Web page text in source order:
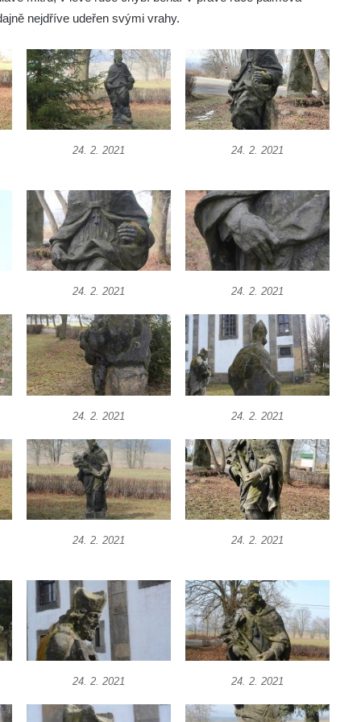
nejdříve udeřen svými vrahy.
24. 2. 2021 24. 2. 2021
24. 2. 2021 24. 2. 2021
24. 2. 2021 24. 2. 2021
24. 2. 2021 24. 2. 2021
24. 2. 2021 24. 2. 2021